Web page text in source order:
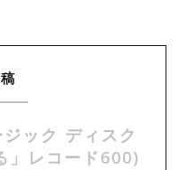
ック ディスク
」レコード600)